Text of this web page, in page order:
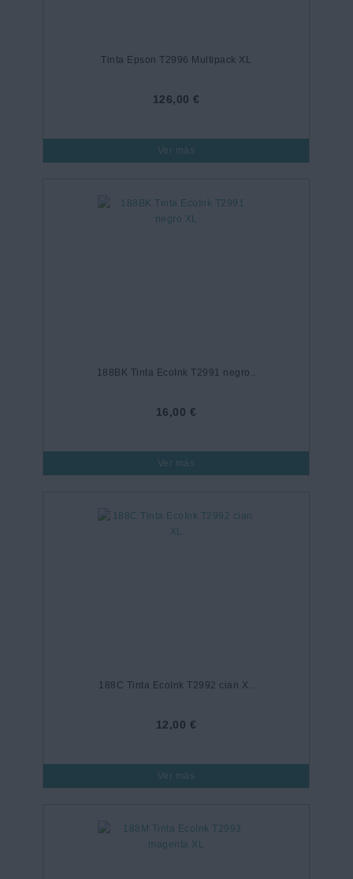
Tinta Epson T2996 Multipack XL
126,00 €
Ver más
188BK Tinta EcoInk T2991 negro..
16,00 €
Ver más
188C Tinta EcoInk T2992 cian X..
12,00 €
Ver más